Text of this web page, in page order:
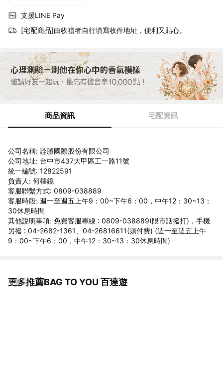
支援LINE Pay
[宅配商品]由收禮者自行填寫收件地址，便利又貼心。
商品資訊 宅配資訊
公司名稱: 詮勝國際股份有限公司
公司地址: 台中市437大甲區工一路11號
統一編號: 12822591
負責人: 何棰鏡
客服聯繫方式: 0809-038889
客服時段: 週一至週五上午9：00~下午6：00，中午12：30~13：
30休息時間
其他說明事項: 免費客服專線 : 0809-038889(限市話撥打)，手機
另撥 : 04-2682-1361、04-26816611(須付費) (週一至週五上午
9：00~下午6：00，中午12：30~13：30休息時間)
更多推薦BAG TO YOU 百達遊
看更多